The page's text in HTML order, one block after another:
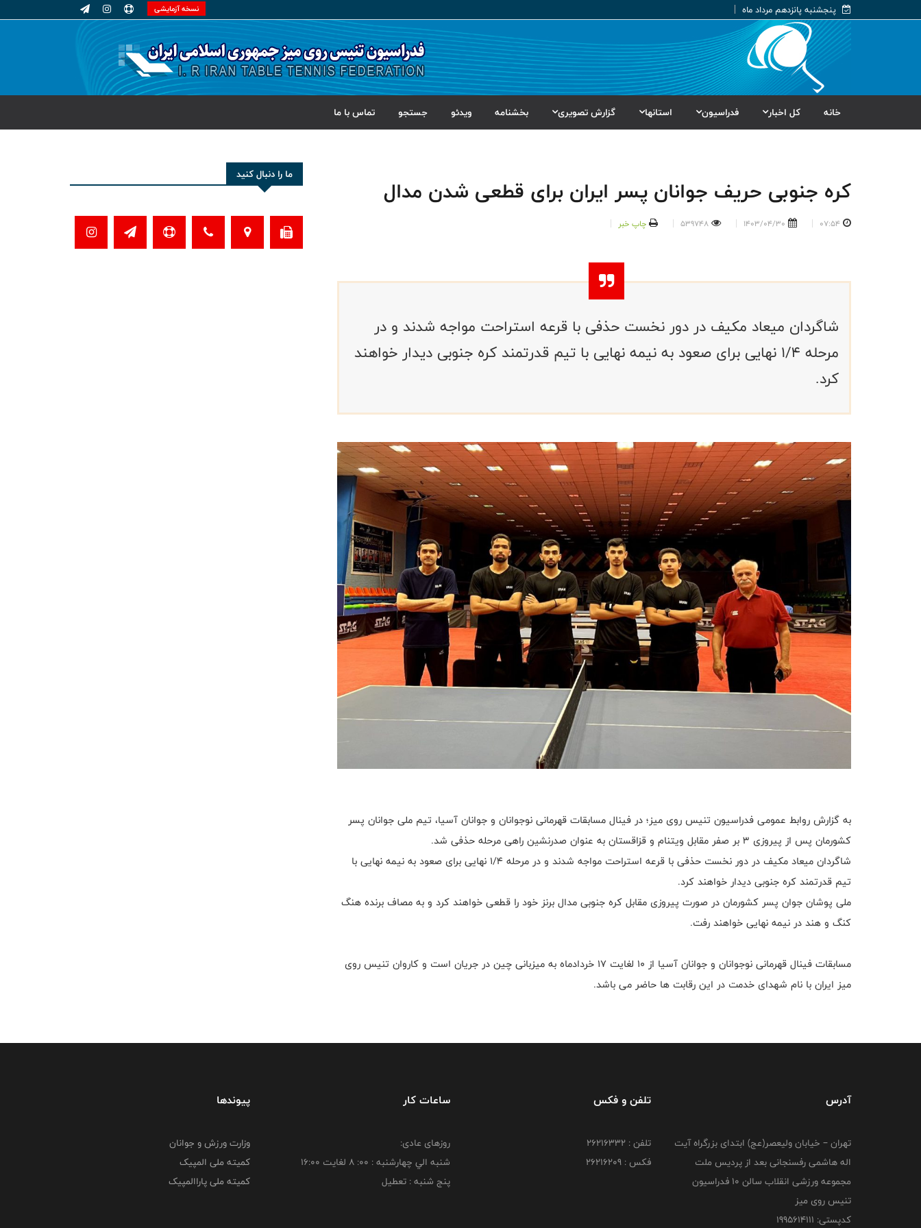
پنجشنبه پانزدهم مرداد ماه نسخه آزمایشی
خانه کل اخبار فدراسیون استانها گزارش تصویری بخشنامه ویدئو جستجو تماس با ما
کره جنوبی حریف جوانان پسر ایران برای قطعی شدن مدال
07:54
1403/04/30
539748 چاپ خبر
شاگردان میعاد مکیف در دور نخست حذفی با قرعه استراحت مواجه شدند و در
مرحله ۱/۴ نهایی برای صعود به نیمه نهایی با تیم قدرتمند کره جنوبی دیدار خواهند
کرد.
به گزارش روابط عمومی فدراسیون تنیس روی میز؛ در فینال مسابقات قهرمانی نوجوانان و جوانان آسیا، تیم ملی جوانان پسر
کشورمان پس از پیروزی ۳ بر صفر مقابل ویتنام و قزاقستان به عنوان صدرنشین راهی مرحله حذفی شد.
شاگردان میعاد مکیف در دور نخست حذفی با قرعه استراحت مواجه شدند و در مرحله ۱/۴ نهایی برای صعود به نیمه نهایی با
تیم قدرتمند کره جنوبی دیدار خواهند کرد.
ملی پوشان جوان پسر کشورمان در صورت پیروزی مقابل کره جنوبی مدال برنز خود را قطعی خواهند کرد و به مصاف برنده هنگ
کنگ و هند در نیمه نهایی خواهند رفت.
مسابقات فینال قهرمانی نوجوانان و جوانان آسیا از ۱۰ لغایت ۱۷ خردادماه به میزبانی چین در جریان است و کاروان تنیس روی
میز ایران با نام شهدای خدمت در این رقابت ها حاضر می باشد.
ما را دنبال کنید
آدرس
تهران – خیابان ولیعصر(عج) ابتدای بزرگراه آیت
اله هاشمی رفسنجانی بعد از پردیس ملت
مجموعه ورزشی انقلاب سالن 10 فدراسیون
تنیس روی میز
کدپستی: 1995614111
تلفن و فکس
تلفن : 26216332
فکس : 26216209
ساعات کار
روزهای عادی:
شنبه الي چهارشنبه : 00: 8 لغايت 16:00
پنج شنبه : تعطیل
پیوندها
وزارت ورزش و جوانان
کمیته ملی المپیک
کمیته ملی پاراالمپیک